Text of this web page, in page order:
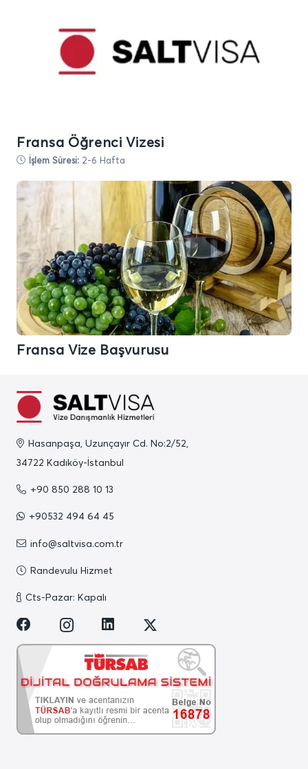
Fransa Öğrenci Vizesi
İşlem Süresi: 2-6 Hafta
Fransa Vize Başvurusu
Hasanpaşa, Uzunçayır Cd. No:2/52,
34722 Kadıköy-İstanbul
+90 850 288 10 13
+90532 494 64 45
info@saltvisa.com.tr
Randevulu Hizmet
Cts-Pazar: Kapalı